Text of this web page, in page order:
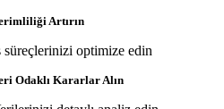
Artırın
süreçlerinizi optimize edin
Odaklı Kararlar Alın